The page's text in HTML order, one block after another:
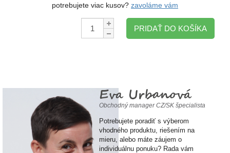
potrebujete viac kusov? zavoláme vám
Množstvo:
PRIDAŤ DO KOŠÍKA
Eva Urbanová
Obchodný manager CZ/SK špecialista
Potrebujete poradiť s výberom
vhodného produktu, riešením na
mieru, alebo máte záujem o
individuálnu ponuku? Rada vám